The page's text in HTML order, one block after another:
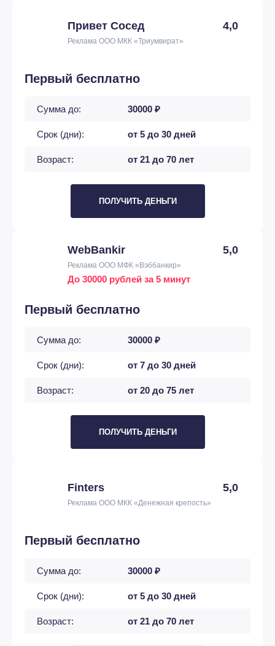
Привет Сосед 4,0
Реклама ООО МКК «Триумвират»
Первый бесплатно
Сумма до: 30000 ₽
Срок (дни): от 5 до 30 дней
Возраст: от 21 до 70 лет
ПОЛУЧИТЬ ДЕНЬГИ
WebBankir 5,0
Реклама ООО МФК «Вэббанкир»
До 30000 рублей за 5 минут
Первый бесплатно
Сумма до: 30000 ₽
Срок (дни): от 7 до 30 дней
Возраст: от 20 до 75 лет
ПОЛУЧИТЬ ДЕНЬГИ
Finters 5,0
Реклама ООО МКК «Денежная крепость»
Первый бесплатно
Сумма до: 30000 ₽
Срок (дни): от 5 до 30 дней
Возраст: от 21 до 70 лет